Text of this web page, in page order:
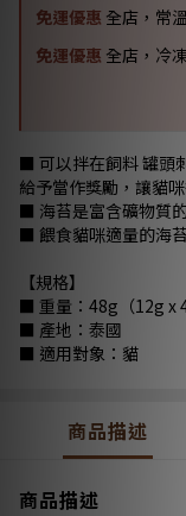
免運優惠 全店，常
免運優惠 全店，冷
■ 可以拌在飼料 罐頭
給予當作獎勵，讓貓
■ 海苔是富含礦物質
■ 餵食貓咪適量的海
【規格】
■ 重量：48g（12g x 4
■ 產地：泰國
■ 適用對象：貓
商品描述
商品描述